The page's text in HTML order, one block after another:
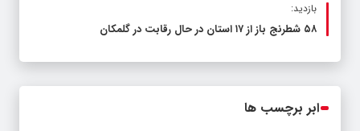
بازدید:
۵۸ شطرنج‌ باز از ۱۷ استان در حال رقابت در گلمکان
ابر برچسب ها